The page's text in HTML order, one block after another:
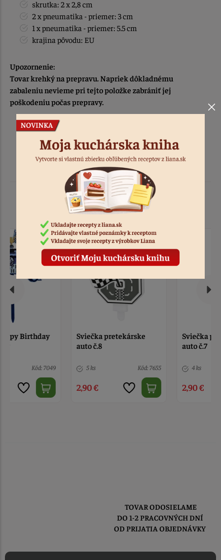
skrutka: 2 x 2,8 cm
2 x pneumatika - priemer: 3 cm
1 x pneumatika - priemer: 5.5 cm
krajina pôvodu: EU
Upozornenie:
Tovar krehký na prepravu. Napriek dôkladnému
zabaleniu nevieme pri tejto položke zabrániť jej
poškodeniu počas prepravy.
Podobné produkty
Sviečka pretekárske
5 ks Kód: 7655
2,90 €
Sviečka pretekárske
4 ks Kód: 7656
2,90 €
TOVAR ODOSIELAME
DO 1-2 PRACOVNÝCH DNÍ
OD PRIJATIA OBJEDNÁVKY